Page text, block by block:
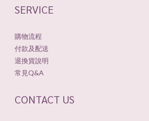
SERVICE
購物流程
付款及配送
退換貨說明
常見Q&A
CONTACT US